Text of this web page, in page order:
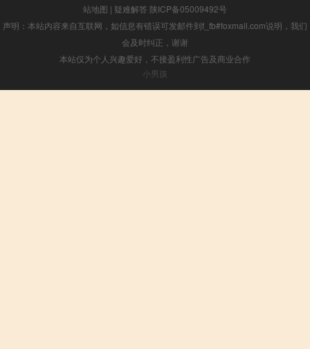
站地图 | 疑难解答 陕ICP备05009492号
声明：本站内容来自互联网，如信息有错误可发邮件到f_fb#foxmail.com说明，我们
会及时纠正，谢谢
本站仅为个人兴趣爱好，不接盈利性广告及商业合作
小男孩